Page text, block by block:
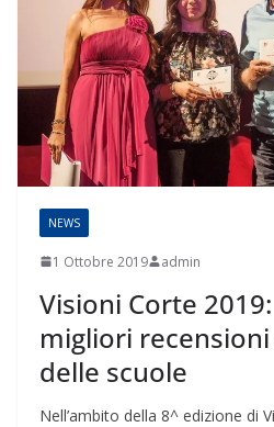
NEWS
1 Ottobre 2019 admin
Visioni Corte
migliori
delle scuole
Nell’ambito della 8^ edizione di